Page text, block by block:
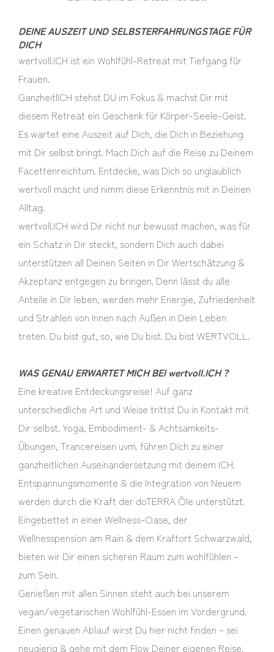
DEINE AUSZEIT UND SELBSTERFAHRUNGSTAGE FÜR
DICH
wertvoll.ICH ist ein Wohlfühl-Retreat mit Tiefgang für
Frauen.
GanzheitlICH stehst DU im Fokus & machst Dir mit
diesem Retreat ein Geschenk für Körper-Seele-Geist.
Es wartet eine Auszeit auf Dich, die Dich in Beziehung
mit Dir selbst bringt. Mach Dich auf die Reise zu Deinem
Facettenreichtum. Entdecke, was Dich so unglaublich
wertvoll macht und nimm diese Erkenntnis mit in Deinen
Alltag.
wertvoll.ICH wird Dir nicht nur bewusst machen, was für
ein Schatz in Dir steckt, sondern Dich auch dabei
unterstützen all Deinen Seiten in Dir Wertschätzung &
Akzeptanz entgegen zu bringen. Denn lässt du alle
Anteile in Dir leben, werden mehr Energie, Zufriedenheit
und Strahlen von Innen nach Außen in Dein Leben
treten. Du bist gut, so, wie Du bist. Du bist WERTVOLL.
WAS GENAU ERWARTET MICH BEI wertvoll.ICH ?
Eine kreative Entdeckungsreise! Auf ganz
unterschiedliche Art und Weise trittst Du in Kontakt mit
Dir selbst. Yoga, Embodiment- & Achtsamkeits-
Übungen, Trancereisen uvm. führen Dich zu einer
ganzheitlichen Auseinandersetzung mit deinem ICH.
Entspannungsmomente & die Integration von Neuem
werden durch die Kraft der doTERRA Öle unterstützt.
Eingebettet in einer Wellness-Oase, der
Wellnesspension am Rain & dem Kraftort Schwarzwald,
bieten wir Dir einen sicheren Raum zum wohlfühlen –
zum Sein.
Genießen mit allen Sinnen steht auch bei unserem
vegan/vegetarischen Wohlfühl-Essen im Vordergrund.
Einen genauen Ablauf wirst Du hier nicht finden – sei
neugierig & gehe mit dem Flow Deiner eigenen Reise.